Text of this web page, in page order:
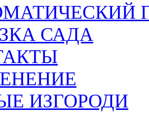
САДА
ИЗГОРОДИ